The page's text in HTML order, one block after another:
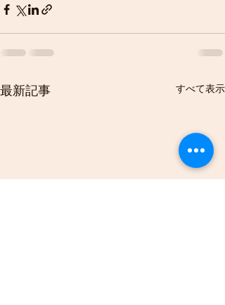
最新記事 すべて表示